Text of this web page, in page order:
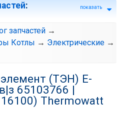
: показать
запчастей →
Котлы → Электрические →
(ТЭН) E-
65103766 |
Thermowatt